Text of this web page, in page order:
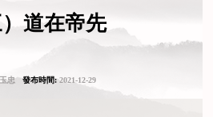
）道在帝先
忠發布時間:2021-12-29